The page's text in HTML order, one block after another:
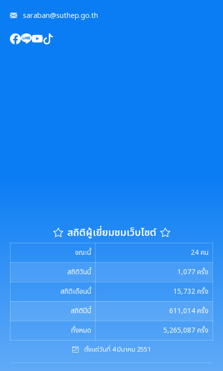
ผลการคัดเลือกพนักงานผู้มีคุณธรรมจริยธรรม
ซักซ้อมแนวทางปฏิบัติการใช้รถยนต์ของอปท.
การขับเคลื่อนจริยธรรม
องค์กรสุขภาวะ (Happy Workplace)
การเปิดโอกาสให้มีการส่วนร่วมในการดำเนินงานตาม
ภารกิจของหน่วยงาน
เจตจำนงทางการเมืองการต่อต้านการทุจริตของผู้
บริหาร
เจตนารมณ์การป้องกันและต่อต้านการทุจริตคอร์ชั่น
การขับเคลื่อนนโยบาย No Gift Policy
ประกาศเจตนารมณ์นโยบาย No Gift Policy
การขับเคลื่อนนโยบาย No Gift Policy จากการปฏิบัติ
มาตรการส่งเสริมคุณธรรมและความโปร่งใส
การนำผลการประเมิน ITA ไปสู่การพัฒนาองค์กร
แผนปฏิบัติการป้องกันการทุจริต
saraban@suthep.go.th
สถิติผู้เยี่ยมชมเว็บไซต์
ขณะนี้ 24คน
สถิติวันนี้
1,077ครั้ง
สถิติเดือนนี้
15,732ครั้ง
สถิติปีนี้
611,014ครั้ง
ทั้งหมด
5,265,087ครั้ง
ตั้งแต่วันที่ 4 มีนาคม 2551